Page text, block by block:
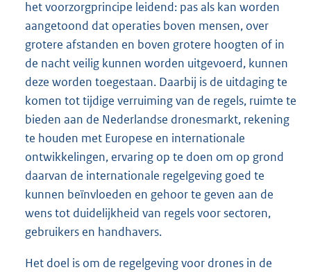
het voorzorgprincipe leidend: pas als kan worden
aangetoond dat operaties boven mensen, over
grotere afstanden en boven grotere hoogten of in
de nacht veilig kunnen worden uitgevoerd, kunnen
deze worden toegestaan. Daarbij is de uitdaging te
komen tot tijdige verruiming van de regels, ruimte te
bieden aan de Nederlandse dronesmarkt, rekening
te houden met Europese en internationale
ontwikkelingen, ervaring op te doen om op grond
daarvan de internationale regelgeving goed te
kunnen beïnvloeden en gehoor te geven aan de
wens tot duidelijkheid van regels voor sectoren,
gebruikers en handhavers.
Het doel is om de regelgeving voor drones in de